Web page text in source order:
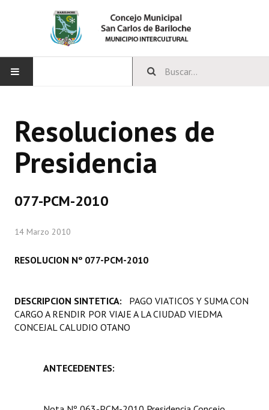
CONCEJO
Bloques Políticos
Comisiones Permanentes
Comisiones Especiales
Concejales Mandato Cumplido
LEGISLACIÓN
Resoluciones de
Presidencia
077-PCM-2010
14 Marzo 2010
RESOLUCION Nº 077-PCM-2010
DESCRIPCION SINTETICA: PAGO VIATICOS Y SUMA CON
CARGO A RENDIR POR VIAJE A LA CIUDAD VIEDMA
CONCEJAL CALUDIO OTANO
ANTECEDENTES: